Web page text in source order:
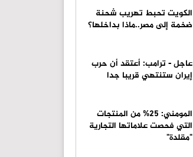
الكويت تحبط تهريب شحنة
ضخمة إلى مصر..ماذا بداخلها؟
عاجل - ترامب: أعتقد أن حرب
إيران ستنتهي قريبا جدا
المومني: 25% من المنتجات
التي فحصت علاماتها التجارية
"مقلدة"